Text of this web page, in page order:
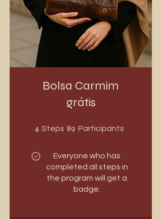
Bolsa Carmim
grátis
4 Steps 4 Steps
89 Participants
Everyone who has
completed all steps in
the program will get a
badge.